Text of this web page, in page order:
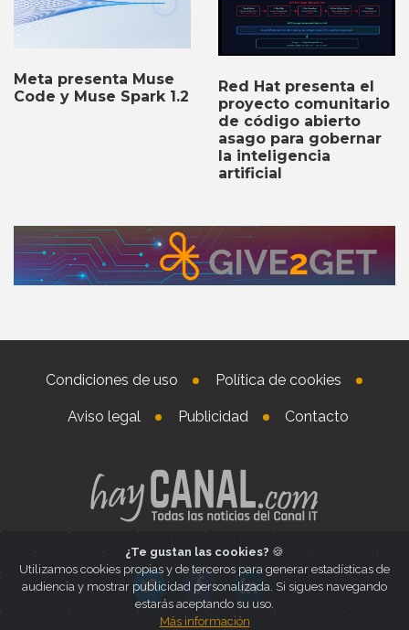
Meta presenta Muse
Code y Muse Spark 1.2
Red Hat presenta el
proyecto comunitario
de código abierto
asago para gobernar
la inteligencia
artificial
Condiciones de uso Política de cookies
Aviso legal Publicidad Contacto
¿Te gustan las cookies? 🍪
Utilizamos cookies propias y de terceros para generar estadísticas de
audiencia y mostrar publicidad personalizada. Si sigues navegando
estarás aceptando su uso.
Más información